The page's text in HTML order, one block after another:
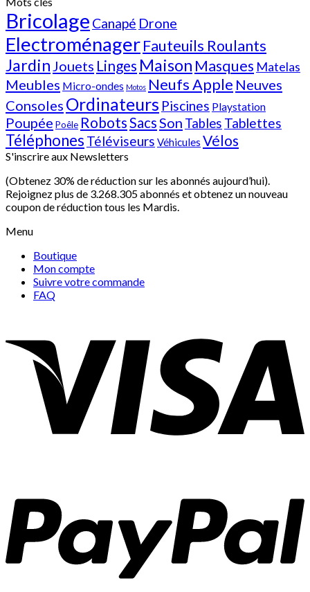
Bricolage Canapé Drone
ElectroménagerFauteuils Roulants
JardinJouets Linges Maison Masques Matelas
Meubles Micro-ondes Motos Neufs Apple Neuves
Consoles Ordinateurs Piscines Playstation
Poupée Poêle RobotsSacsSon Tables Tablettes
Téléphones Téléviseurs Véhicules Vélos
S'inscrire aux Newsletters
(Obtenez 30% de réduction sur les abonnés aujourd’hui).
Rejoignez plus de 3.268.305 abonnés et obtenez un nouveau
coupon de réduction tous les Mardis.
Menu
Boutique
Mon compte
Suivre votre commande
FAQ